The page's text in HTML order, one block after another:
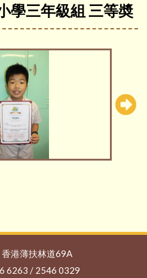
學三年級組 三等奬
港薄扶林道69A
6263 / 2546 0329